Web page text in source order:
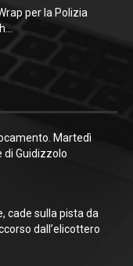
per la Polizia
Martedì
di Guidizzolo
cade sulla pista da
dall’elicottero